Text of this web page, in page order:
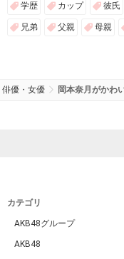
学歴 カップ 彼氏
兄弟 父親 母親
俳優・女優 岡本奈月がかわ
カテゴリ
AKB48グループ
AKB48